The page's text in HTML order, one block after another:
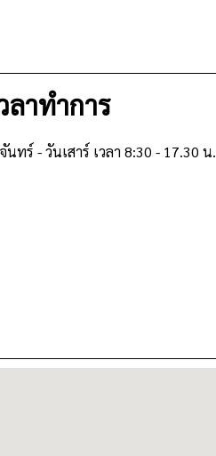
ลาทำการ
นทร์ - วันเสาร์ เวลา 8:30 - 17.30 น.